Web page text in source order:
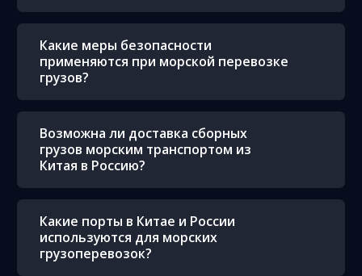
Какие меры безопасности
применяются при морской перевозке
грузов?
Возможна ли доставка сборных
грузов морским транспортом из
Китая в Россию?
Какие порты в Китае и России
используются для морских
грузоперевозок?